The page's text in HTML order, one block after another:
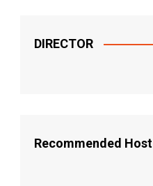
DIRECTOR
Recommended Host